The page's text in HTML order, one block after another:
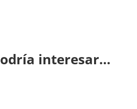
interesar…